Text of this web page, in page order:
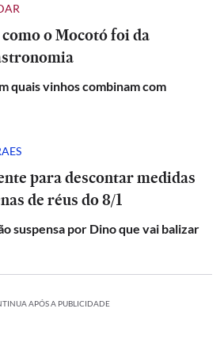
o Mocotó foi da
quais vinhos combinam com
para descontar medidas
de réus do 8/1
suspensa por Dino que vai balizar
APÓS A PUBLICIDADE